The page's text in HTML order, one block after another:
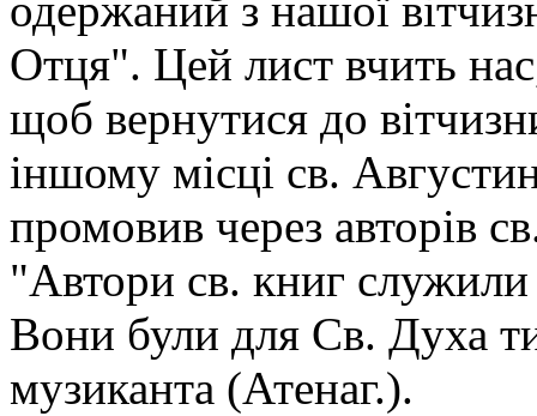
Отця". Цей лист вчить
щоб вернутися до
іншому місці св.
промовив через авторів
"Автори св. книг
Вони були для Св. Духа
музиканта (Атенаг.).